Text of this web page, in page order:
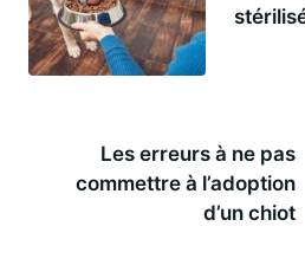
Les erreurs à ne pas
commettre à l’adoption
d’un chiot